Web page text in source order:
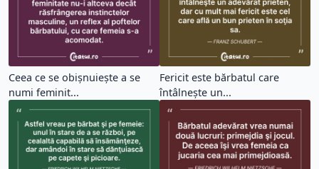
Ceea ce se obişnuieşte a se
numi feminit...
Fericit este bărbatul care
întâlneşte un...